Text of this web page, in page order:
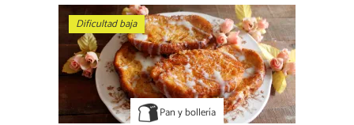
Dificultad baja
Pan y bollería